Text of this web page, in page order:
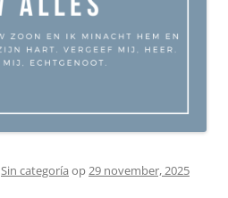
Sin categoría op29 november, 2025